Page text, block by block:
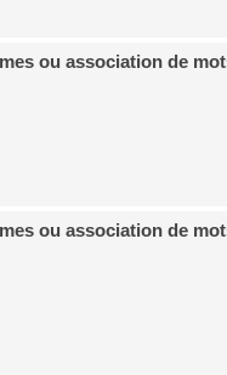
ou association de
ou association de